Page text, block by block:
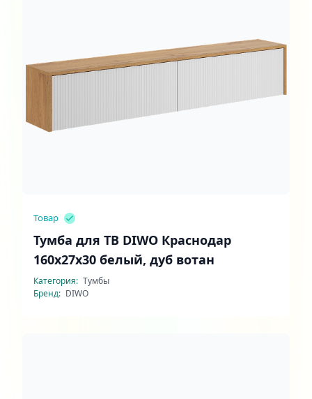
Товар
Тумба для ТВ DIWO Краснодар
160x27x30 белый, дуб вотан
Категория: Тумбы
Бренд: DIWO